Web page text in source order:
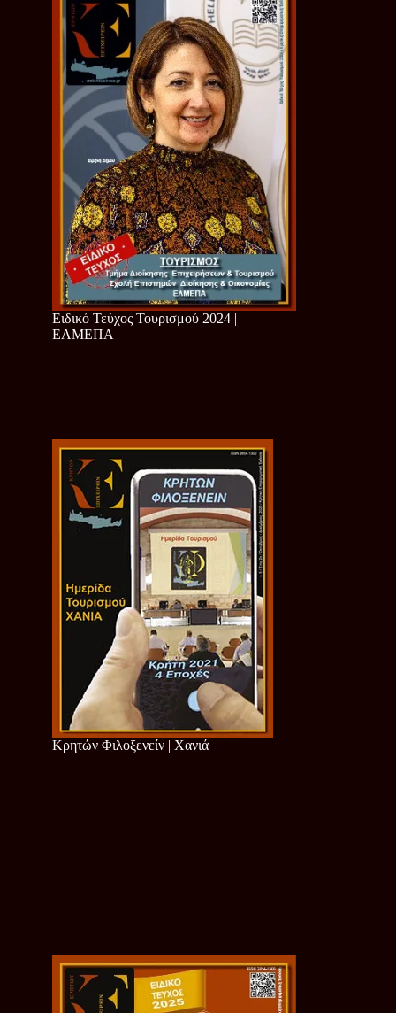
Ειδικό Τεύχος Τουρισμού 2024 |
ΕΛΜΕΠΑ
Κρητών Φιλοξενείν | Χανιά